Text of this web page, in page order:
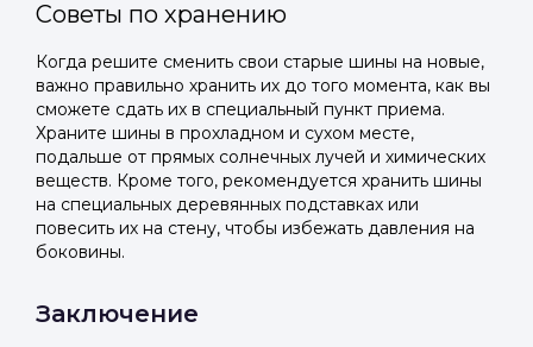
Советы по хранению
Когда решите сменить свои старые шины на новые,
важно правильно хранить их до того момента, как вы
сможете сдать их в специальный пункт приема.
Храните шины в прохладном и сухом месте,
подальше от прямых солнечных лучей и химических
веществ. Кроме того, рекомендуется хранить шины
на специальных деревянных подставках или
повесить их на стену, чтобы избежать давления на
боковины.
Заключение